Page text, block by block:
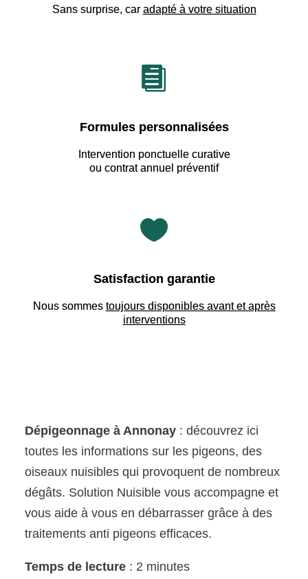
Sans surprise, car adapté à votre situation

Formules personnalisées
Intervention ponctuelle curative
ou contrat annuel préventif

Satisfaction garantie
Nous sommes toujours disponibles avant et après
interventions
Dépigeonnage à Annonay : découvrez ici
toutes les informations sur les pigeons, des
oiseaux nuisibles qui provoquent de nombreux
dégâts. Solution Nuisible vous accompagne et
vous aide à vous en débarrasser grâce à des
traitements anti pigeons efficaces.
Temps de lecture : 2 minutes